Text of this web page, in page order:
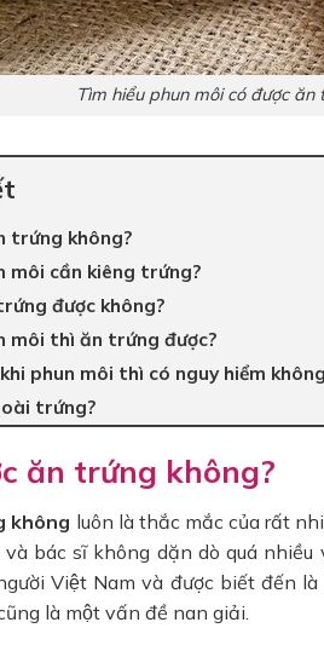
Tìm hiểu phun môi có được ăn
trứng không?
môi cần kiêng trứng?
được không?
môi thì ăn trứng được?
phun môi thì có nguy hiểm
trứng?
ăn trứng không?
không luôn là thắc mắc của rất
bác sĩ không dặn dò quá
Việt Nam và được biết đến
là một vấn đề nan giải.